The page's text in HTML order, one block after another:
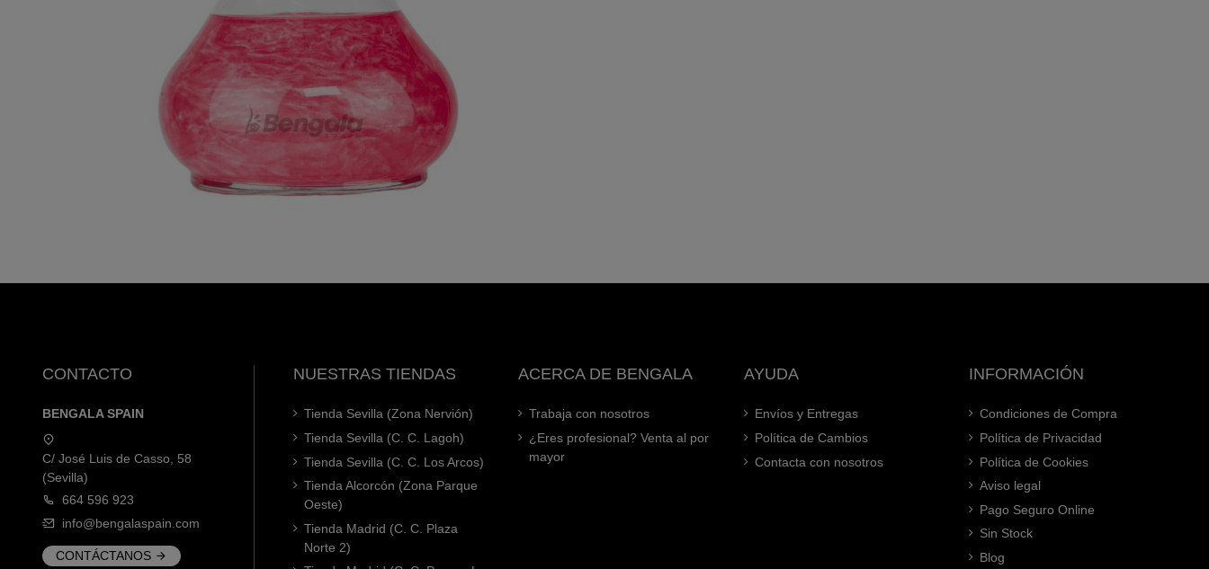
CONTACTO
BENGALA SPAIN
C/ José Luis de Casso, 58
(Sevilla)
664 596 923
info@bengalaspain.com
CONTÁCTANOS
NUESTRAS TIENDAS
Tienda Sevilla (Zona Nervión)
Tienda Sevilla (C. C. Lagoh)
Tienda Sevilla (C. C. Los Arcos)
Tienda Alcorcón (Zona Parque
Oeste)
Tienda Madrid (C. C. Plaza
Norte 2)
ACERCA DE BENGALA
Trabaja con nosotros
¿Eres profesional? Venta al por
mayor
AYUDA
Envíos y Entregas
Política de Cambios
Contacta con nosotros
INFORMACIÓN
Condiciones de Compra
Política de Privacidad
Política de Cookies
Aviso legal
Pago Seguro Online
Sin Stock
Blog